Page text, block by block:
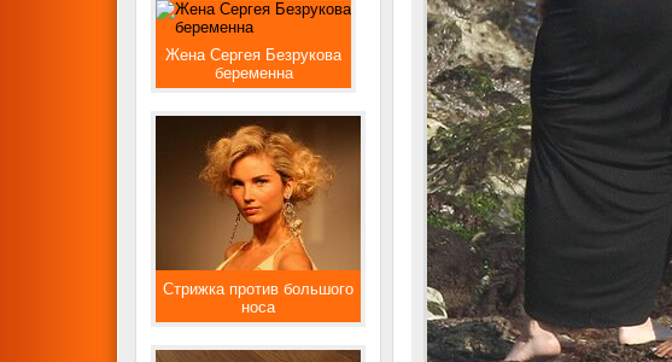
Жена Сергея Безрукова
беременна
Стрижка против большого
носа